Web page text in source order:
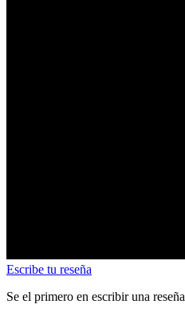
Escribe tu reseña
Se el primero en escribir una reseña